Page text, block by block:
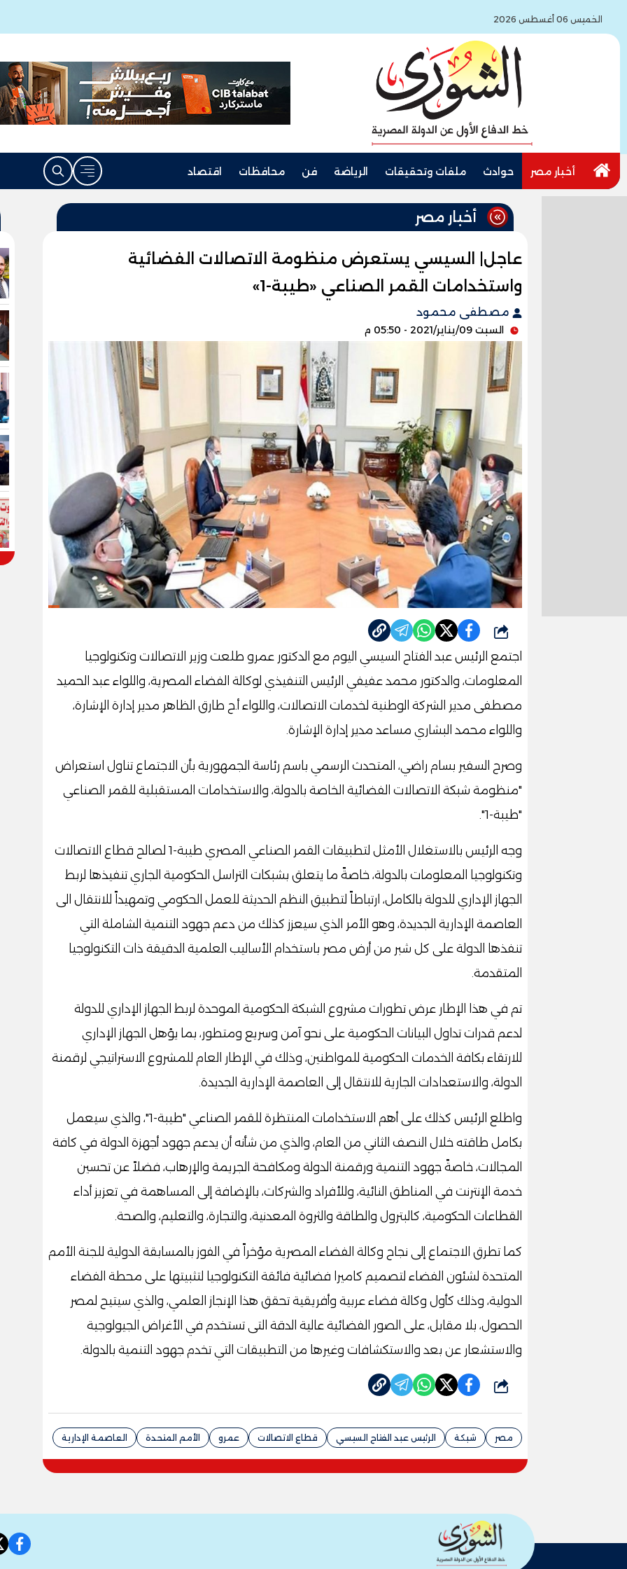
الخميس 06 أغسطس 2026
أخبار مصر حوادث ملفات وتحقيقات الرياضة فن محافظات اقتصاد
أخبار مصر
عاجل| السيسي يستعرض منظومة الاتصالات الفضائية
واستخدامات القمر الصناعي «طيبة-1»
مصطفى محمود
السبت 09/يناير/2021 - 05:50 م
شارك
اجتمع الرئيس عبد الفتاح السيسي اليوم مع الدكتور عمرو طلعت وزير الاتصالات وتكنولوجيا
المعلومات، والدكتور محمد عفيفي الرئيس التنفيذي لوكالة الفضاء المصرية، واللواء عبد الحميد
مصطفى مدير الشركة الوطنية لخدمات الاتصالات، واللواء أ.ح طارق الظاهر مدير إدارة الإشارة،
واللواء محمد البشاري مساعد مدير إدارة الإشارة.
وصرح السفير بسام راضي، المتحدث الرسمي باسم رئاسة الجمهورية بأن الاجتماع تناول استعراض
"منظومة شبكة الاتصالات الفضائية الخاصة بالدولة، والاستخدامات المستقبلية للقمر الصناعي
"طيبة-1".
وجه الرئيس بالاستغلال الأمثل لتطبيقات القمر الصناعي المصري طيبة-1 لصالح قطاع الاتصالات
وتكنولوجيا المعلومات بالدولة، خاصةً ما يتعلق بشبكات التراسل الحكومية الجاري تنفيذها لربط
الجهاز الإداري للدولة بالكامل، ارتباطاً لتطبيق النظم الحديثة للعمل الحكومي وتمهيداً للانتقال الى
العاصمة الإدارية الجديدة، وهو الأمر الذي سيعزز كذلك من دعم جهود التنمية الشاملة التي
تنفذها الدولة على كل شبر من أرض مصر باستخدام الأساليب العلمية الدقيقة ذات التكنولوجيا
المتقدمة.
تم في هذا الإطار عرض تطورات مشروع الشبكة الحكومية الموحدة لربط الجهاز الإداري للدولة
لدعم قدرات تداول البيانات الحكومية على نحو آمن وسريع ومتطور، بما يؤهل الجهاز الإداري
للارتقاء بكافة الخدمات الحكومية للمواطنين، وذلك في الإطار العام للمشروع الاستراتيجي لرقمنة
الدولة، والاستعدادات الجارية للانتقال إلى العاصمة الإدارية الجديدة.
واطلع الرئيس كذلك على أهم الاستخدامات المنتظرة للقمر الصناعي "طيبة-1"، والذي سيعمل
بكامل طاقته خلال النصف الثاني من العام، والذي من شأنه أن يدعم جهود أجهزة الدولة في كافة
المجالات، خاصةً جهود التنمية ورقمنة الدولة ومكافحة الجريمة والإرهاب، فضلاً عن تحسين
خدمة الإنترنت في المناطق النائية، وللأفراد والشركات، بالإضافة إلى المساهمة في تعزيز أداء
القطاعات الحكومية، كالبترول والطاقة والثروة المعدنية، والتجارة، والتعليم، والصحة.
كما تطرق الاجتماع إلى نجاح وكالة الفضاء المصرية مؤخراً في الفوز بالمسابقة الدولية للجنة الأمم
المتحدة لشئون الفضاء لتصميم كاميرا فضائية فائقة التكنولوجيا لتثبيتها على محطة الفضاء
الدولية، وذلك كأول وكالة فضاء عربية وأفريقية تحقق هذا الإنجاز العلمي، والذي سيتيح لمصر
الحصول، بلا مقابل، على الصور الفضائية عالية الدقة التى تستخدم في الأغراض الجيولوجية
والاستشعار عن بعد والاستكشافات وغيرها من التطبيقات التي تخدم جهود التنمية بالدولة.
شارك
مصر شبكة الرئيس عبد الفتاح السيسي قطاع الاتصالات عمرو الأمم المتحدة العاصمة الإدارية